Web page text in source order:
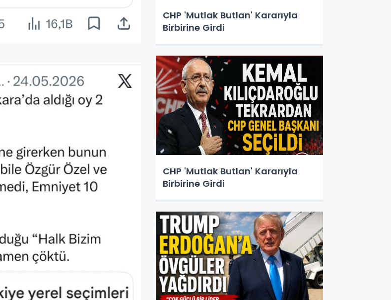
CHP 'Mutlak Butlan' Kararıyla
Birbirine Girdi
CHP 'Mutlak Butlan' Kararıyla
Birbirine Girdi